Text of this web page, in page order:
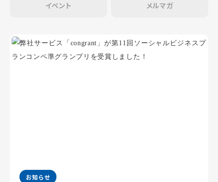
イベント メルマガ
お知らせ